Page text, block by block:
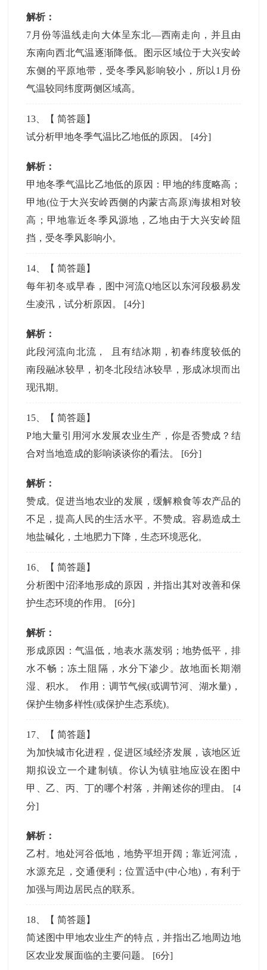
解析：
7月份等温线走向大体呈东北—西南走向，并且由
东南向西北气温逐渐降低。图示区域位于大兴安岭
东侧的平原地带，受冬季风影响较小，所以1月份
气温较同纬度两侧区域高。
13 、【简答题 】
试分析甲地冬季气温比乙地低的原因。 [4分]
解析：
甲地冬季气温比乙地低的原因：甲地的纬度略高；
甲地(位于大兴安岭西侧的内蒙古高原)海拔相对较
高；甲地靠近冬季风源地，乙地由于大兴安岭阻
挡，受冬季风影响小。
14 、【简答题 】
每年初冬或早春，图中河流Q地区以东河段极易发
生凌汛，试分析原因。 [4分]
解析：
此段河流向北流， 且有结冰期，初春纬度较低的
南段融冰较早，初冬北段结冰较早，形成冰坝而出
现汛期。
15 、【简答题 】
P地大量引用河水发展农业生产，你是否赞成？结
合对当地造成的影响谈谈你的看法。 [6分]
解析：
赞成。促进当地农业的发展，缓解粮食等农产品的
不足，提高人民的生活水平。不赞成。容易造成土
地盐碱化，土地肥力下降，生态环境恶化。
16 、【简答题 】
分析图中沼泽地形成的原因，并指出其对改善和保
护生态环境的作用。 [6分]
解析：
形成原因：气温低，地表水蒸发弱；地势低平，排
水不畅；冻土阻隔，水分下渗少。故地面长期潮
湿、积水。 作用：调节气候(或调节河、湖水量)，
保护生物多样性(或保护生态系统)。
17 、【简答题 】
为加快城市化进程，促进区域经济发展，该地区近
期拟设立一个建制镇。你认为镇驻地应设在图中
甲、乙、丙、丁的哪个村落，并阐述你的理由。 [4
分]
解析：
乙村。地处河谷低地，地势平坦开阔；靠近河流，
水源充足，交通便利；位置适中(中心地)，有利于
加强与周边居民点的联系。
18 、【简答题 】
简述图中甲地农业生产的特点，并指出乙地周边地
区农业发展面临的主要问题。 [6分]